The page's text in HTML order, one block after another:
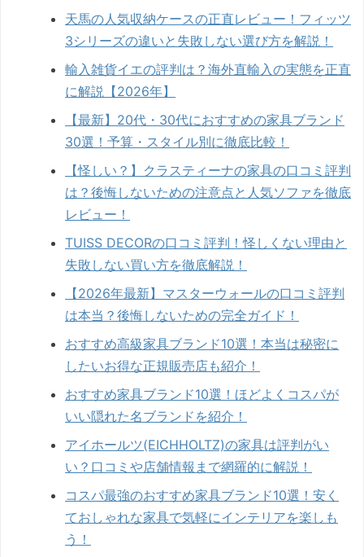
天馬の人気収納ケースの正直レビュー！フィッツ
3シリーズの違いと失敗しない選び方を解説！
輸入雑貨イエの評判は？海外直輸入の実態を正直
に解説【2026年】
【最新】20代・30代におすすめの家具ブランド
30選！予算・スタイル別に徹底比較！
【怪しい？】クラスティーナの家具の口コミ評判
は？後悔しないための注意点と人気ソファを徹底
レビュー！
TUISS DECORの口コミ評判！怪しくない理由と
失敗しない買い方を徹底解説！
【2026年最新】マスターウォールの口コミ評判
は本当？後悔しないための完全ガイド！
おすすめ高級家具ブランド10選！本当は秘密に
したいお得な正規販売店も紹介！
おすすめ家具ブランド10選！ほどよくコスパが
いい隠れた名ブランドを紹介！
アイホールツ(EICHHOLTZ)の家具は評判がい
い？口コミや店舗情報まで網羅的に解説！
コスパ最強のおすすめ家具ブランド10選！安く
ておしゃれな家具で気軽にインテリアを楽しも
う！